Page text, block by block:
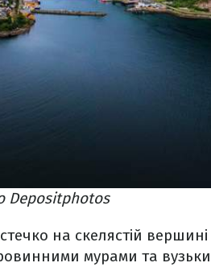
Depositphotos
на скелястій
мурами та